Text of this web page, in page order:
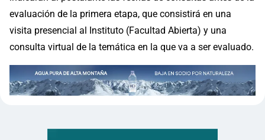
evaluación de la primera etapa, que consistirá en una
visita presencial al Instituto (Facultad Abierta) y una
consulta virtual de la temática en la que va a ser evaluado.